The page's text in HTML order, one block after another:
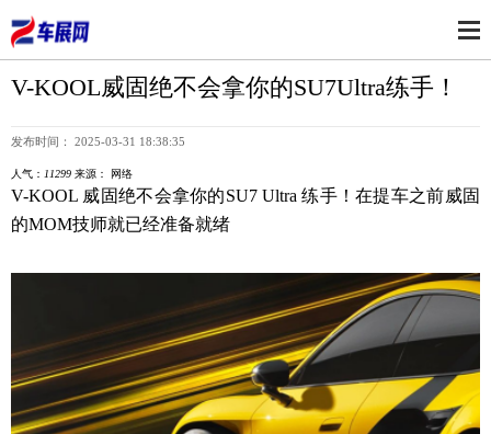
V-KOOL威固绝不会拿你的SU7Ultra练手！
发布时间： 2025-03-31 18:38:35
人气： 11299 来源： 网络
V-KOOL 威固绝不会拿你的SU7 Ultra 练手！在提车之前威固
的MOM技师就已经准备就绪